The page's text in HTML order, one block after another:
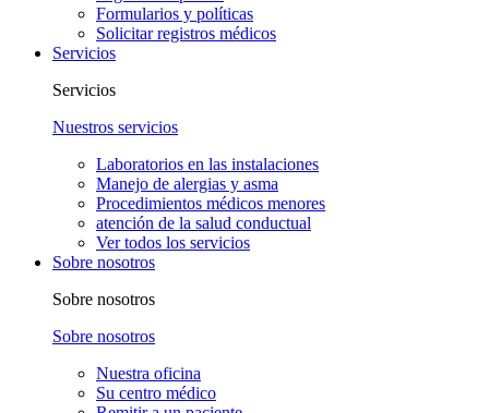
Formularios y políticas
Solicitar registros médicos
Servicios
Servicios
Nuestros servicios
Laboratorios en las instalaciones
Manejo de alergias y asma
Procedimientos médicos menores
atención de la salud conductual
Ver todos los servicios
Sobre nosotros
Sobre nosotros
Sobre nosotros
Nuestra oficina
Su centro médico